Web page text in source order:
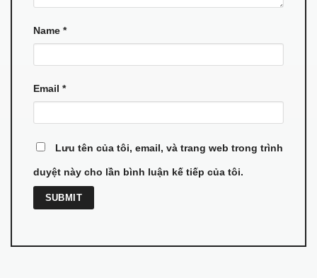
Name *
Email *
Lưu tên của tôi, email, và trang web trong trình
duyệt này cho lần bình luận kế tiếp của tôi.